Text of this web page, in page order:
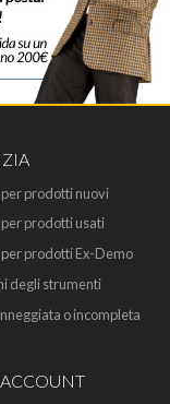
prodotti nuovi
prodotti usati
prodotti Ex-Demo
degli strumenti
o incompleta